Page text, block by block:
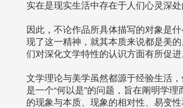
实在是现实生活中存在于人们心灵深处
因此，不论作品所具体描写的对象是
现了这一精神，就其本质来说都是美
们对深化文学特性的认识方面有所促进
文学理论与美学虽然都源于经验生活
是一个“何以是”的问题，旨在阐明学
的现象与本质、现象的相对性、易变